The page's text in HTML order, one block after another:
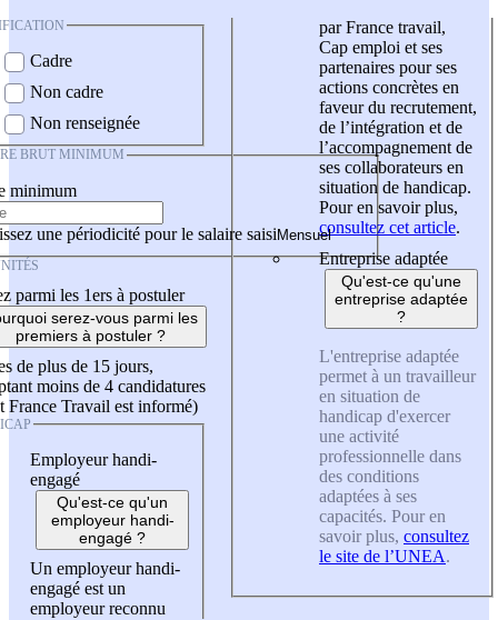
Cadre
Non cadre
Non renseignée
BRUT MINIMUM
minimum
une périodicité pour le salaire saisi
parmi les 1ers à postuler
serez-vous parmi les
premiers à postuler ?
de plus de 15 jours,
moins de 4 candidatures
France Travail est informé)
Employeur handi-
engagé
Qu'est-ce qu'un
employeur handi-
engagé ?
Un employeur handi-
engagé est un
employeur reconnu
par France travail,
Cap emploi et ses
partenaires pour ses
actions concrètes en
faveur du recrutement,
de l’intégration et de
l’accompagnement de
ses collaborateurs en
situation de handicap.
Pour en savoir plus,
consultez cet article.
Entreprise adaptée
Qu'est-ce qu'une
entreprise adaptée
?
L'entreprise adaptée
permet à un travailleur
en situation de
handicap d'exercer
une activité
professionnelle dans
des conditions
adaptées à ses
capacités. Pour en
savoir plus, consultez
le site de l’UNEA.